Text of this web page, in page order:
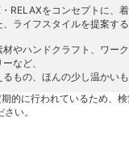
RELAXをコンセプトに、
ライフスタイルを提案する
やハンドクラフト、ワー
など、
もの、ほんの少し温かい
的に行われているため、
い。